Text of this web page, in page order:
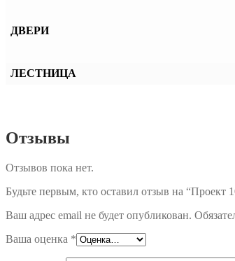
ДВЕРИ
ЛЕСТНИЦА
Отзывы
Отзывов пока нет.
Будьте первым, кто оставил отзыв на
Ваш адрес email не будет опубликован.
Ваша оценка *